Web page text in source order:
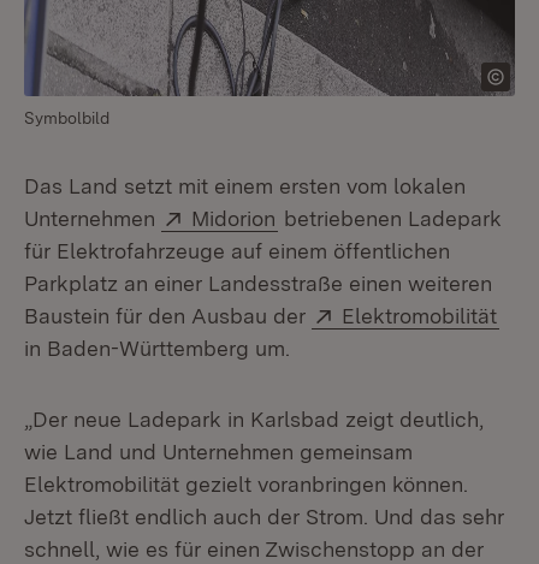
Symbolbild
Das Land setzt mit einem ersten vom lokalen
Unternehmen
Extern:
Midorion (Öffnet in neuem Fenster)
betriebenen Ladepark
für Elektrofahrzeuge auf einem öffentlichen
Parkplatz an einer Landesstraße einen weiteren
Baustein für den Ausbau der
Extern:
Elektromobilität
in Baden-Württemberg um.
„Der neue Ladepark in Karlsbad zeigt deutlich,
wie Land und Unternehmen gemeinsam
Elektromobilität gezielt voranbringen können.
Jetzt fließt endlich auch der Strom. Und das sehr
schnell, wie es für einen Zwischenstopp an der